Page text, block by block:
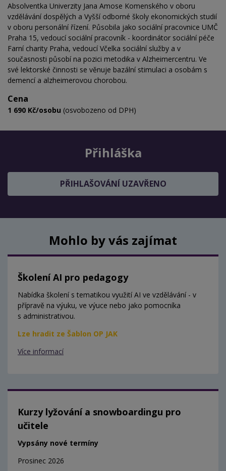
Absolventka Univerzity Jana Amose Komenského v oboru
vzdělávání dospělých a Vyšší odborné školy ekonomických studií
v oboru personální řízení. Působila jako sociální pracovnice UMČ
Praha 15, vedoucí sociální pracovník - koordinátor sociální péče
Farní charity Praha, vedoucí Včelka sociální služby a v
současnosti působí na pozici metodika v Alzheimercentru. Ve
své lektorské činnosti se věnuje bazální stimulaci a osobám s
demencí a alzheimerovou chorobou.
Cena
1 690 Kč/osobu (osvobozeno od DPH)
Přihláška
PŘIHLAŠOVÁNÍ UZAVŘENO
Mohlo by vás zajímat
Školení AI pro pedagogy
Nabídka školení s tematikou využití AI ve vzdělávání - v
přípravě na výuku, ve výuce nebo jako pomocníka
s administrativou.
Lze hradit ze Šablon OP JAK
Více informací
Kurzy lyžování a snowboardingu pro
učitele
Vypsány nové termíny
Prosinec 2026